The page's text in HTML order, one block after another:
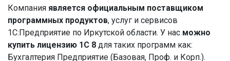
Компания является официальным поставщиком
программных продуктов, услуг и сервисов
1С:Предприятие по Иркутской области. У нас можно
купить лицензию 1С 8 для таких программ как:
Бухгалтерия Предприятие (Базовая, Проф. и Корп.).